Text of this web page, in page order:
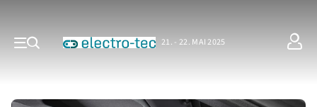
21. - 22. MAI 2025